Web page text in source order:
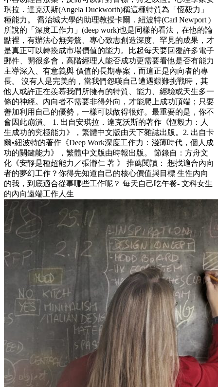
琪拉．達克沃斯(Angela Duckworth)稱這種特質為「恆毅力」
種能力。 喬治城大學的助理教授卡爾．紐波特(Carl Newport )
所說的「深度工作力」(deep work)也是同樣的看法，在他的論
點裡，有辦法心無旁鶩、專心致志創造深度、罕見的成果，才
是真正可以轉換成市場價值的能力。比起每天要回覆許多電子
郵件、開很多會，高階經理人能否成功更需要看他是否有能力
主導深入、有意義與 價值的長期專案，而這正是內向者的專
長。 沒有人是完美的，當我們怨嘆自己遭遇艱難挑戰時，其
他人或許正在羨慕我們所擁有的特質、能力、經驗或天生多一
條的神經。內向者不需要非得外向，才能爬上成功頂端；只要
善加利用自己的優勢，一樣可以做得很好。最重要的是，你不
會因此崩潰。 1. 出自安琪拉．達克沃斯的著作《恆毅力：人
生成功的究極能力》，繁體中文版由天下雜誌出版。2. 出自卡
爾•紐波特的著作《Deep Work深度工作力：淺薄時代，個人成
功的關鍵能力》，繁體中文版由時報出版。 節錄自：方舟文
化《安靜是種超能力／張瀞仁 著 》 推薦閱讀： 想找適合內向
者的夢幻工作？你得先知道自己的核心價值與目標 生性內向
的我，到底適合從事哪些工作呢？ 每天自己吃午餐- 文科女生
的內向遠端工作人生